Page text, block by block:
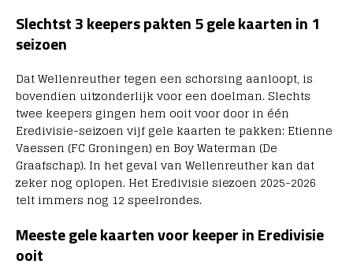
Slechtst 3 keepers pakten 5 gele kaarten in 1
seizoen
Dat Wellenreuther tegen een schorsing aanloopt, is
bovendien uitzonderlijk voor een doelman. Slechts
twee keepers gingen hem ooit voor door in één
Eredivisie-seizoen vijf gele kaarten te pakken: Etienne
Vaessen (FC Groningen) en Boy Waterman (De
Graafschap). In het geval van Wellenreuther kan dat
zeker nog oplopen. Het Eredivisie siezoen 2025-2026
telt immers nog 12 speelrondes.
Meeste gele kaarten voor keeper in Eredivisie
ooit